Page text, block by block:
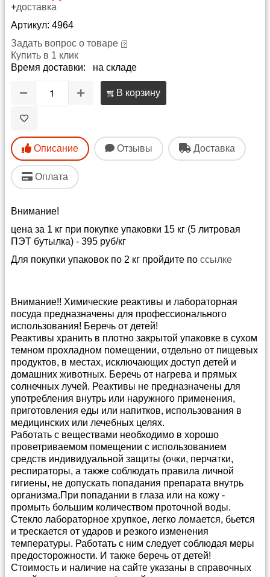
+доставка
Артикул: 4964
Задать вопрос о товаре
Купить в 1 клик
Время доставки: на складе
В корзину
Описание Отзывы Доставка
Оплата
Внимание!
цена за 1 кг при покупке упаковки 15 кг (5 литровая
ПЭТ бутылка) - 395 руб/кг
Для покупки упаковок по 2 кг пройдите по ссылке
Внимание!! Химические реактивы и лабораторная
посуда предназначены для профессионального
использования! Беречь от детей!
Реактивы хранить в плотно закрытой упаковке в сухом
темном прохладном помещении, отдельно от пищевых
продуктов, в местах, исключающих доступ детей и
домашних животных. Беречь от нагрева и прямых
солнечных лучей. Реактивы не предназначены для
употребления внутрь или наружного применения,
приготовления еды или напитков, использования в
медицинских или лечебных целях.
Работать с веществами необходимо в хорошо
проветриваемом помещении с использованием
средств индивидуальной защиты (очки, перчатки,
респираторы, а также соблюдать правила личной
гигиены, не допускать попадания препарата внутрь
организма.При попадании в глаза или на кожу -
промыть большим количеством проточной воды.
Стекло лабораторное хрупкое, легко ломается, бьется
и трескается от ударов и резкого изменения
температуры. Работать с ним следует соблюдая меры
предосторожности. И также беречь от детей!
Стоимость и наличие на сайте указаны в справочных